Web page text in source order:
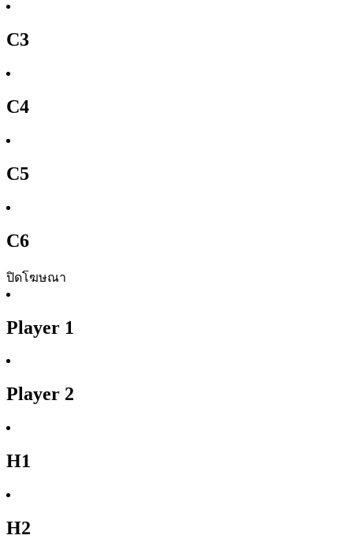
C3
C4
C5
C6
ปิดโฆษณา
Player 1
Player 2
H1
H2